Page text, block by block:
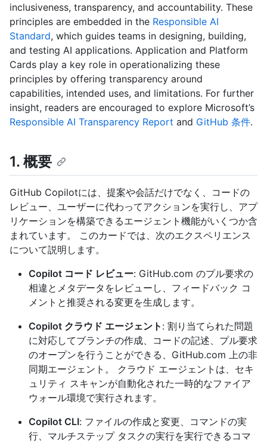
inclusiveness, transparency, and accountability. These
principles are embedded in the Responsible AI
Standard, which guides teams in designing, building,
and testing AI applications. Application and Platform
Cards play a key role in operationalizing these
principles by offering transparency around
capabilities, intended uses, and limitations. For further
insight, readers are encouraged to explore Microsoft’s
Responsible AI Transparency Report and GitHub 条件.
1. 概要
GitHub Copilotには、提案や会話だけでなく、コードの
レビュー、ユーザーに代わってアクションを実行し、アプ
リケーションを構築できるエージェント機能がいくつか含
まれています。 このカードでは、次のエクスペリエンス
について説明します。
Copilot コード レビュー: GitHub.com のプル要求の
相違とメタデータをレビューし、フィードバック コ
メントと推奨される変更を生成します。
Copilot クラウド エージェント : 割り当てられた問題
に対応してブランチの作成、コードの記述、プル要求
のオープンを行うことができる、GitHub.com 上の非
同期エージェント。 クラウド エージェントは、セキ
ュリティ スキャンが自動化された一時的なファイア
ウォール環境で実行されます。
Copilot CLI: ファイルの作成と変更、コマンドの実
行、マルチステップ タスクの実行を実行できるコマ